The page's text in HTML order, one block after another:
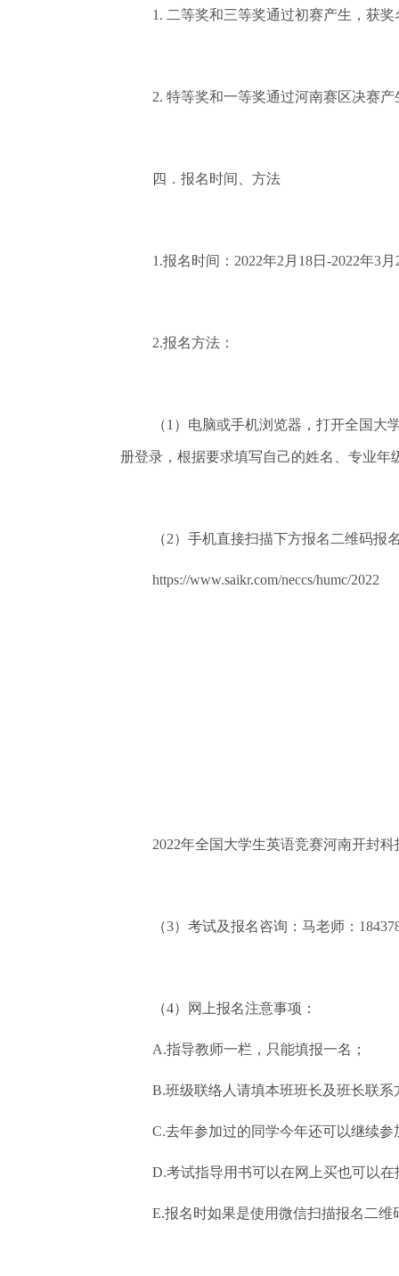
1. 二等奖和三等奖通过初赛产生，获
2. 特等奖和一等奖通过河南赛区决赛
四．报名时间、方法
1.报名时间：2022年2月18日-2022年3月
2.报名方法：
（1）电脑或手机浏览器，打开全国大
册登录，根据要求填写自己的姓名、专业
（2）手机直接扫描下方报名二维码报
https://www.saikr.com/neccs/humc/2022
2022年全国大学生英语竞赛河南开封
（3）考试及报名咨询：马老师：
（4）网上报名注意事项：
A.指导教师一栏，只能填报一名；
B.班级联络人请填本班班长及班长联系
C.去年参加过的同学今年还可以继续
D.考试指导用书可以在网上买也可以
E.报名时如果是使用微信扫描报名二